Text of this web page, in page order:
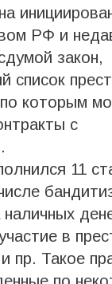
РФ и
закон,
список
которым
с
11
в
пр. Такое